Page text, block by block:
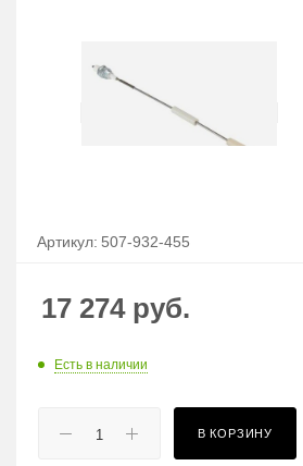
Артикул: 507-932-455
17 274руб.
Есть в наличии
В КОРЗИНУ